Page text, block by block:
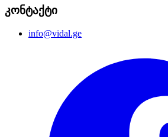
კონტაქტი
info@vidal.ge